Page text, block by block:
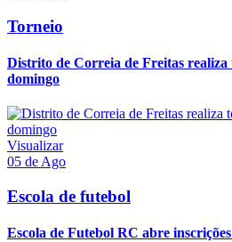
Torneio
Distrito de Correia de Freitas realiza
domingo
Visualizar
05 de Ago
Escola de futebol
Escola de Futebol RC abre